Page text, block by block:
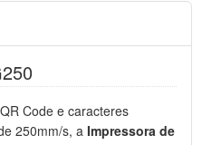
Code e caracteres
250mm/s, aImpressora de